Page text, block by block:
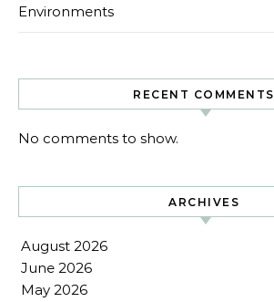
Environments
RECENT COMMENTS
No comments to show.
ARCHIVES
August 2026
June 2026
May 2026